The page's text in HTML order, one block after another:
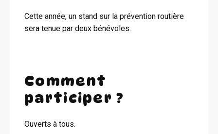
Cette année, un stand sur la prévention routière
sera tenue par deux bénévoles.
Comment
participer ?
Ouverts à tous.